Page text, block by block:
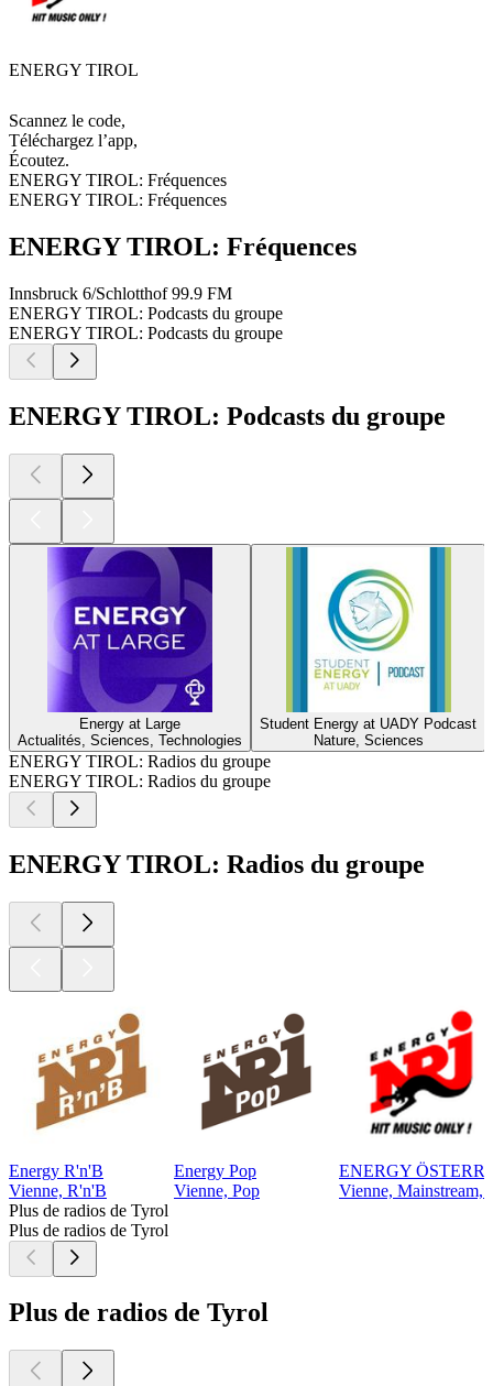
ENERGY TIROL
Scannez le code,
Téléchargez l’app,
Écoutez.
ENERGY TIROL: Fréquences
ENERGY TIROL: Fréquences
ENERGY TIROL: Fréquences
Innsbruck 6/Schlotthof 99.9 FM
ENERGY TIROL: Podcasts du groupe
ENERGY TIROL: Podcasts du groupe
ENERGY TIROL: Podcasts du groupe
Energy at Large
Actualités, Sciences, Technologies
Student Energy at UADY Podcast
Nature, Sciences
ENERGY TIROL: Radios du groupe
ENERGY TIROL: Radios du groupe
ENERGY TIROL: Radios du groupe
Energy R'n'B
Vienne, R'n'B
Energy Pop
Vienne, Pop
ENERGY
Vienne, Mainstream,
Plus de radios de Tyrol
Plus de radios de Tyrol
Plus de radios de Tyrol